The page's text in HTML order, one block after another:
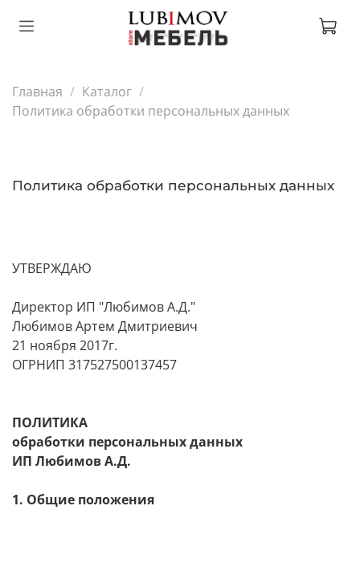
Главная
Каталог
Политика обработки персональных данных
Политика обработки персональных данных
УТВЕРЖДАЮ
Директор ИП "Любимов А.Д."
Любимов Артем Дмитриевич
21 ноября 2017г.
ОГРНИП 317527500137457
ПОЛИТИКА
обработки персональных данных
ИП Любимов А.Д.
1. Общие положения